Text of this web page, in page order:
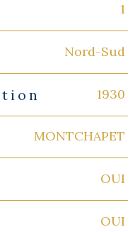
1
Nord-Sud
1930
MONTCHAPET
OUI
OUI